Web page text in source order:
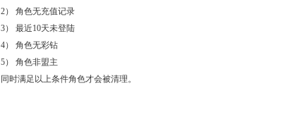
2） 角色无充值记录
3） 最近10天未登陆
4） 角色无彩钻
5） 角色非盟主
同时满足以上条件角色才会被清理。